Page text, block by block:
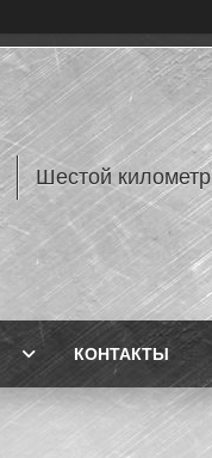
Шестой километр
КОНТАКТЫ